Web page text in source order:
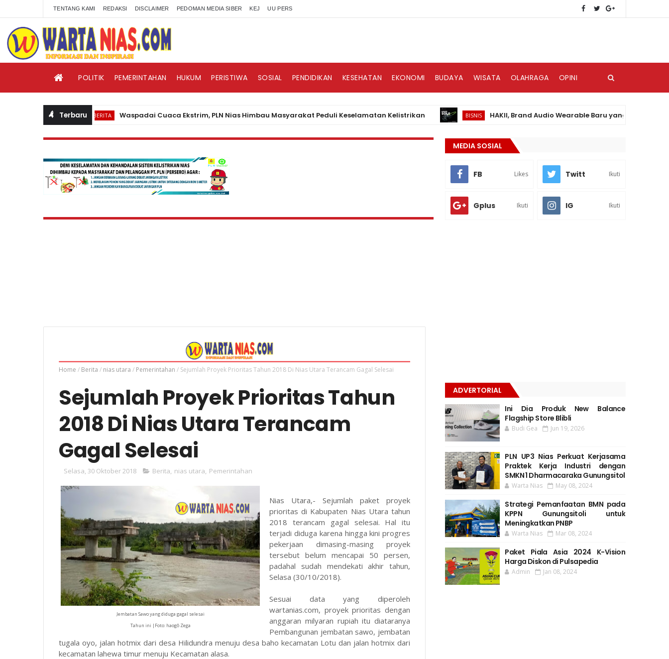
TENTANG KAMI REDAKSI DISCLAIMER PEDOMAN MEDIA SIBER KEJ UU PERS
POLITIK PEMERINTAHAN HUKUM PERISTIWA SOSIAL PENDIDIKAN KESEHATAN EKONOMI BUDAYA WISATA OLAHRAGA OPINI
Terbaru
BERITA Waspadai Cuaca Ekstrim, PLN Nias Himbau Masyarakat Peduli Keselamatan Kelistrikan BISNIS HAKII, Brand Audio Wearable Baru yang Hadir di Pasar
Home / Berita / nias utara / Pemerintahan / Sejumlah Proyek Prioritas Tahun 2018 Di Nias Utara Terancam Gagal Selesai
Sejumlah Proyek Prioritas Tahun
2018 Di Nias Utara Terancam
Gagal Selesai
Selasa, 30 Oktober 2018 Berita nias utara Pemerintahan
Jembatan Sawo yang diduga gagal selesai
Tahun ini |Foto: haogô Zega
Nias Utara,- Sejumlah paket proyek
prioritas di Kabupaten Nias Utara tahun
2018 terancam gagal selesai. Hal itu
terjadi diduga karena hingga kini progres
pekerjaan dimasing-masing proyek
tersebut belum mencapai 50 persen,
padahal sudah mendekati akhir tahun,
Selasa (30/10/2018).
Sesuai data yang diperoleh
wartanias.com, proyek prioritas dengan
anggaran milyaran rupiah itu diataranya
Pembangunan jembatan sawo, jembatan
tugala oyo, jalan hotmix dari desa Hilidundra menuju desa baho kecamatan Lotu dan jalan hotmix dari
kecamatan lahewa timur menuju Kecamatan alasa.
MEDIA SOSIAL
FB Likes Twitt Ikuti
Gplus Ikuti IG Ikuti
ADVERTORIAL
Ini Dia Produk New Balance
Flagship Store Blibli
Budi Gea Jun 19, 2026
PLN UP3 Nias Perkuat Kerjasama
Praktek Kerja Industri dengan
SMKN 1 Dharmacaraka Gunungsitol
Warta Nias May 08, 2024
Strategi Pemanfaatan BMN pada
KPPN Gunungsitoli untuk
Meningkatkan PNBP
Warta Nias Mar 08, 2024
Paket Piala Asia 2024 K-Vision
Harga Diskon di Pulsapedia
Admin Jan 08, 2024